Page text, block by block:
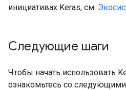
инициативах Keras, см.
Следующие шаги
Чтобы начать использовать
ознакомьтесь со